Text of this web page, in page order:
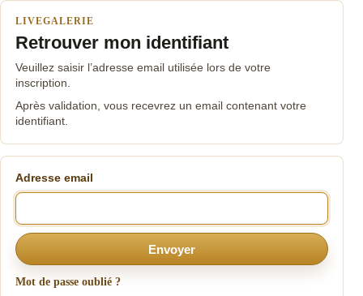
LIVEGALERIE
Retrouver mon identifiant
Veuillez saisir l’adresse email utilisée lors de votre
inscription.
Après validation, vous recevrez un email contenant votre
identifiant.
Adresse email
Envoyer
Mot de passe oublié ?